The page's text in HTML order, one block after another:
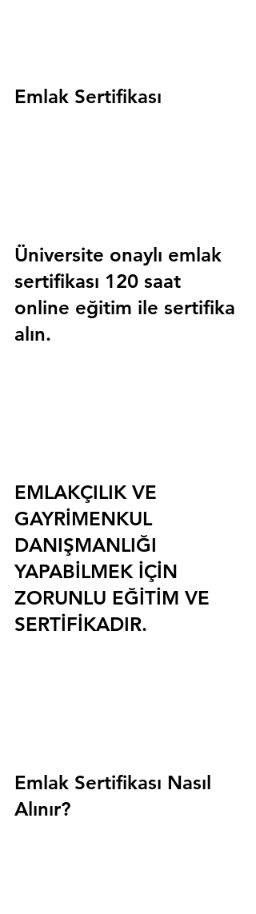
Emlak Sertifikası
Üniversite onaylı emlak
sertifikası 120 saat
online eğitim ile sertifika
alın.
EMLAKÇILIK VE
GAYRİMENKUL
DANIŞMANLIĞI
YAPABİLMEK İÇİN
ZORUNLU EĞİTİM VE
SERTİFİKADIR.
Emlak Sertifikası Nasıl
Alınır?